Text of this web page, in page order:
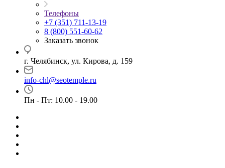
Телефоны
+7 (351) 711-13-19
8 (800) 551-60-62
Заказать звонок
г. Челябинск, ул. Кирова, д. 159
info-chl@seotemple.ru
Пн - Пт: 10.00 - 19.00